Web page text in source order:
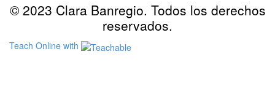
© 2023 Clara Banregio. Todos los derechos
reservados.
Teach Online with